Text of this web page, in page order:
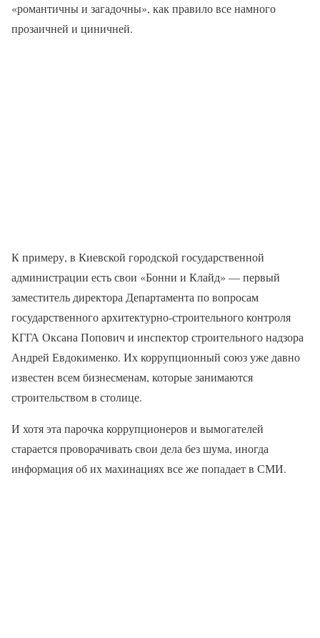
«романтичны и загадочны», как правило все намного
прозаичней и циничней.
К примеру, в Киевской городской государственной
администрации есть свои «Бонни и Клайд» — первый
заместитель директора Департамента по вопросам
государственного архитектурно-строительного контроля
КГГА Оксана Попович и инспектор строительного надзора
Андрей Евдокименко. Их коррупционный союз уже давно
известен всем бизнесменам, которые занимаются
строительством в столице.
И хотя эта парочка коррупционеров и вымогателей
старается проворачивать свои дела без шума, иногда
информация об их махинациях все же попадает в СМИ.